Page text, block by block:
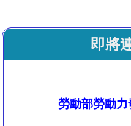
即將
勞動部勞動